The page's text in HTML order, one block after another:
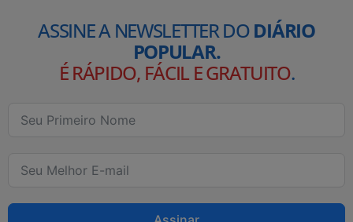
ASSINE A NEWSLETTER DODIÁRIO
POPULAR.
É RÁPIDO, FÁCIL E GRATUITO.